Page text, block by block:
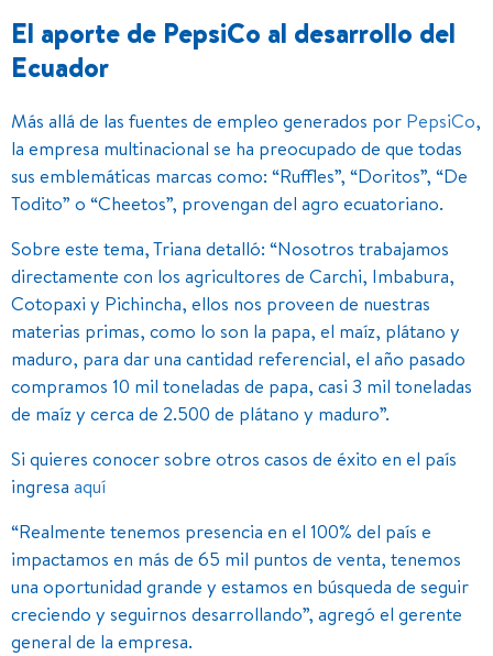
El aporte de PepsiCo al desarrollo del
Ecuador
Más allá de las fuentes de empleo generados por PepsiCo,
la empresa multinacional se ha preocupado de que todas
sus emblemáticas marcas como: “Ruffles”, “Doritos”, “De
Todito” o “Cheetos”, provengan del agro ecuatoriano.
Sobre este tema, Triana detalló: “Nosotros trabajamos
directamente con los agricultores de Carchi, Imbabura,
Cotopaxi y Pichincha, ellos nos proveen de nuestras
materias primas, como lo son la papa, el maíz, plátano y
maduro, para dar una cantidad referencial, el año pasado
compramos 10 mil toneladas de papa, casi 3 mil toneladas
de maíz y cerca de 2.500 de plátano y maduro”.
Si quieres conocer sobre otros casos de éxito en el país
ingresa aquí
“Realmente tenemos presencia en el 100% del país e
impactamos en más de 65 mil puntos de venta, tenemos
una oportunidad grande y estamos en búsqueda de seguir
creciendo y seguirnos desarrollando”, agregó el gerente
general de la empresa.